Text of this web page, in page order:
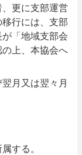
更に支部運営
行には、支部
「地域支部会
上、本協会へ
月又は翌々月
する。